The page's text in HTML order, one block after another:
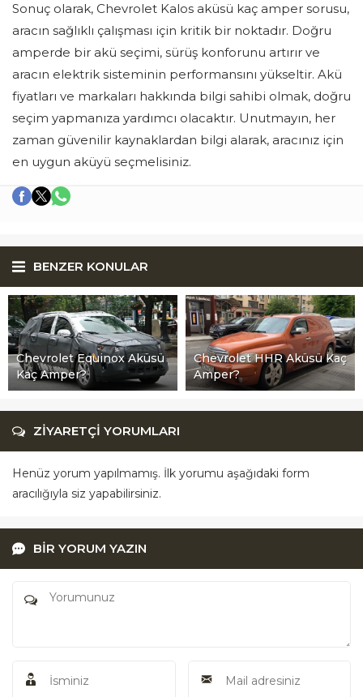
Sonuç olarak, Chevrolet Kalos aküsü kaç amper sorusu,
aracın sağlıklı çalışması için kritik bir noktadır. Doğru
amperde bir akü seçimi, sürüş konforunu artırır ve
aracın elektrik sisteminin performansını yükseltir. Akü
fiyatları ve markaları hakkında bilgi sahibi olmak, doğru
seçim yapmanıza yardımcı olacaktır. Unutmayın, her
zaman güvenilir kaynaklardan bilgi alarak, aracınız için
en uygun aküyü seçmelisiniz.
BENZER KONULAR
Chevrolet Equinox Aküsü
Kaç Amper?
Chevrolet HHR Aküsü Kaç
Amper?
ZİYARETÇİ YORUMLARI
Henüz yorum yapılmamış. İlk yorumu aşağıdaki form
aracılığıyla siz yapabilirsiniz.
BİR YORUM YAZIN